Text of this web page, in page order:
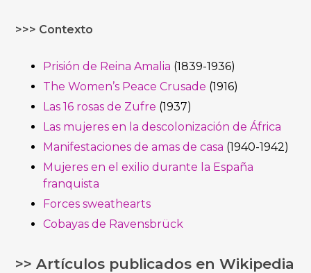
>>> Contexto
Prisión de Reina Amalia (1839-1936)
The Women’s Peace Crusade (1916)
Las 16 rosas de Zufre (1937)
Las mujeres en la descolonización de África
Manifestaciones de amas de casa (1940-1942)
Mujeres en el exilio durante la España
franquista
Forces sweathearts
Cobayas de Ravensbrück
>> Artículos publicados en Wikipedia